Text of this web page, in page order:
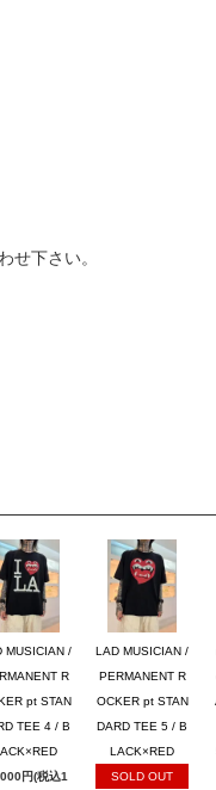
せ下さい。
MUSICIAN /
R
pt STAN
TEE 4 / B
円(税込1
LAD MUSICIAN /
PERMANENT R
OCKER pt STAN
DARD TEE 5 / B
LACK×RED
SOLD OUT